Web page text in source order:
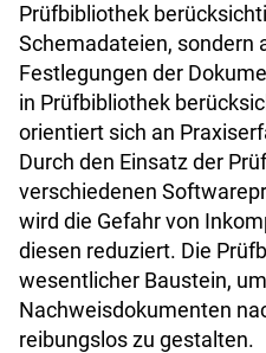
Prüfbibliothek
Schemadateien, sondern
Festlegungen der
in Prüfbibliothek
orientiert sich an
Durch den Einsatz der
verschiedenen
wird die Gefahr von
diesen reduziert. Die
wesentlicher Baustein,
Nachweisdokumenten
reibungslos zu gestalten.